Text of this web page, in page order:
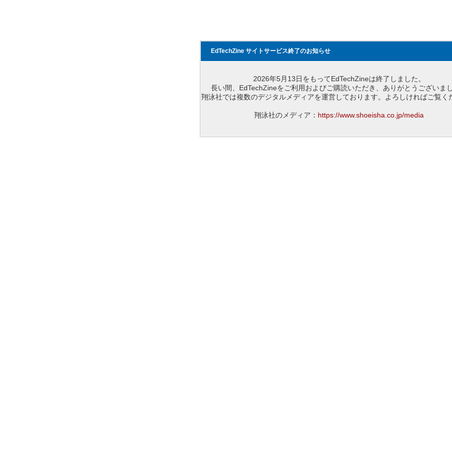
EdTechZine サイトサービス終了のお知らせ
2026年5月13日をもってEdTechZineは終了しました。
長い間、EdTechZineをご利用およびご購読いただき、ありがとうございまし
翔泳社では複数のデジタルメディアを運営しております。よろしければご覧く
翔泳社のメディア： https://www.shoeisha.co.jp/media